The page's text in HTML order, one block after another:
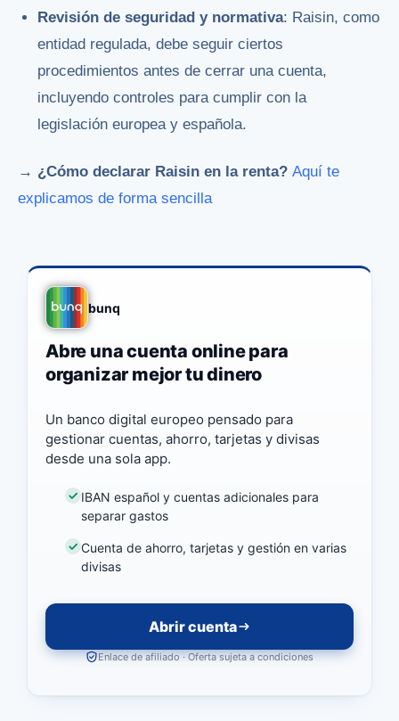
Revisión de seguridad y normativa: Raisin, como
entidad regulada, debe seguir ciertos
procedimientos antes de cerrar una cuenta,
incluyendo controles para cumplir con la
legislación europea y española.
→ ¿Cómo declarar Raisin en la renta? Aquí te
explicamos de forma sencilla
bunq
Abre una cuenta online para
organizar mejor tu dinero
Un banco digital europeo pensado para
gestionar cuentas, ahorro, tarjetas y divisas
desde una sola app.
IBAN español y cuentas adicionales para
separar gastos
Cuenta de ahorro, tarjetas y gestión en varias
divisas
Abrir cuenta
Enlace de afiliado · Oferta sujeta a condiciones